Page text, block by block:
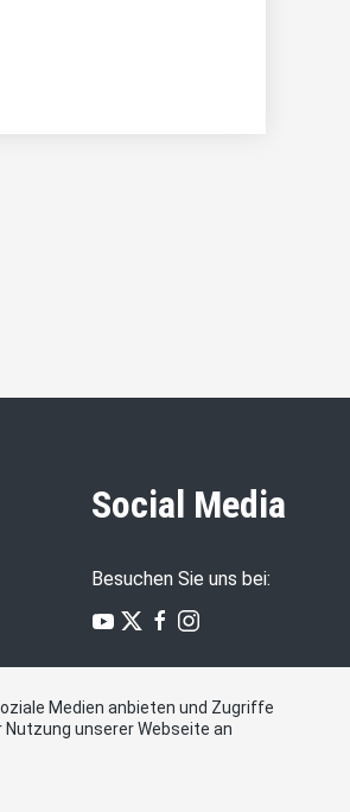
Social Media
Besuchen Sie uns bei:
Medien anbieten und Zugriffe
unserer Webseite an